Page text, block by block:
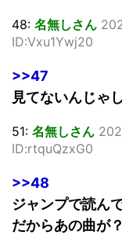
48: 名無しさん
ID:Vxu1Ywj20
>>47
見てないんじゃ
51: 名無しさん
ID:rtquQzxG0
>>48
ジャンプで読ん
だからあの曲が